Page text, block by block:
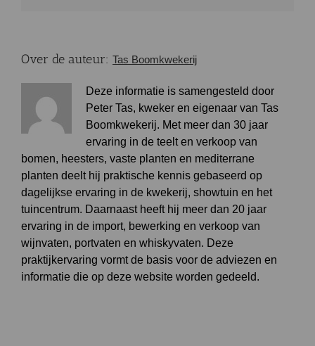
Over de auteur: Tas Boomkwekerij
Deze informatie is samengesteld door
Peter Tas, kweker en eigenaar van Tas
Boomkwekerij. Met meer dan 30 jaar
ervaring in de teelt en verkoop van
bomen, heesters, vaste planten en mediterrane
planten deelt hij praktische kennis gebaseerd op
dagelijkse ervaring in de kwekerij, showtuin en het
tuincentrum. Daarnaast heeft hij meer dan 20 jaar
ervaring in de import, bewerking en verkoop van
wijnvaten, portvaten en whiskyvaten. Deze
praktijkervaring vormt de basis voor de adviezen en
informatie die op deze website worden gedeeld.